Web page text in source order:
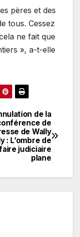
pères et des
tous. Cessez
ne fait que
», a-t-elle
de la
de
de Wally
: L’ombre de
judiciaire
plane